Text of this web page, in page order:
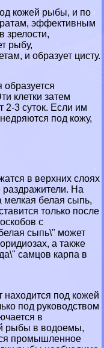
кожей рыбы, и по
эффективным
зрелости,
рыбу,
и образует цисту.
образуется
клетки затем
2-3 суток. Если им
под кожу,
в верхних слоях
На
мелкая белая сыпь,
только после
с
сыпь\" может
а также
самцов карпа в
находится под кожей
под руководством
в
рыбы в водоемы,
промышленное